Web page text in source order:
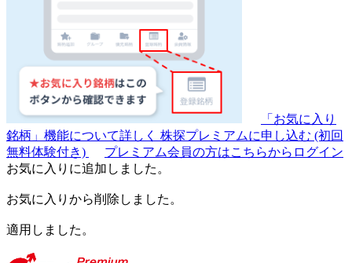
「お気に入り
銘柄」機能について詳しく 株探プレミアムに申し込む (初回
無料体験付き)
プレミアム会員の方はこちらからログイン
お気に入りに追加しました。
お気に入りから削除しました。
適用しました。